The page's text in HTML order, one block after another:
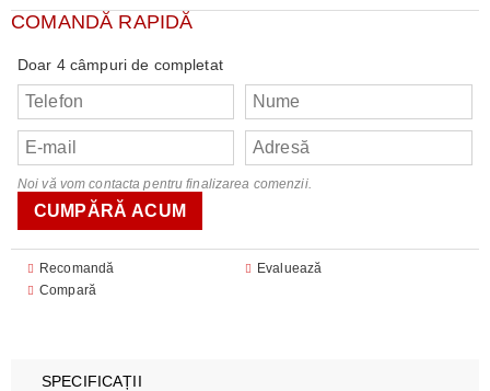
COMANDĂ RAPIDĂ
Doar 4 câmpuri de completat
Noi vă vom contacta pentru finalizarea comenzii.
Recomandă
Evaluează
Compară
SPECIFICAȚII